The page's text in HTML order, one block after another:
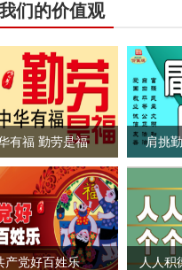
们的价值观
有福 勤劳是福 肩挑
产党好百姓乐 人人积